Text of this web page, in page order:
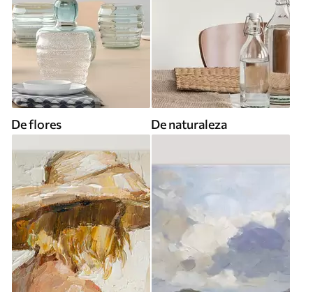
De flores De naturaleza